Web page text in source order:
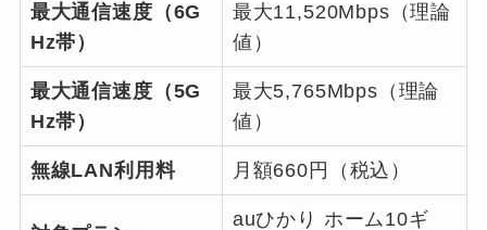
最大通信速度（6G
Hz帯）
最大11,520Mbps（理論
値）
最大通信速度（5G
Hz帯）
最大5,765Mbps（理論
値）
無線LAN利用料 月額660円（税込）
auひかり ホーム10ギ